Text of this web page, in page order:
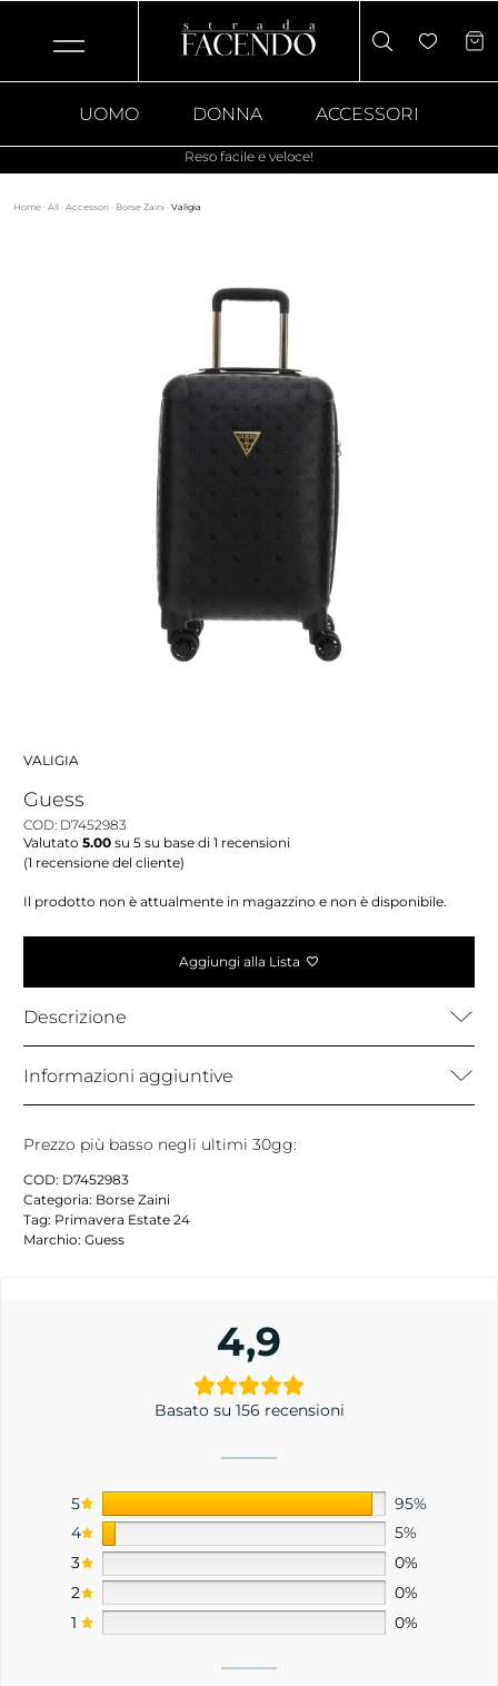
UOMO DONNA ACCESSORI
Reso facile e veloce!
Home · All · Accessori · Borse Zaini · Valigia
VALIGIA
Guess
COD: D7452983
Valutato 5.00 su 5 su base di 1 recensioni
(1 recensione del cliente)
Il prodotto non è attualmente in magazzino e non è disponibile.
Aggiungi alla Lista
Descrizione
Informazioni aggiuntive
Prezzo più basso negli ultimi 30gg:
COD: D7452983
Categoria: Borse Zaini
Tag: Primavera Estate 24
Marchio: Guess
4,9
Basato su 156 recensioni
5
95%
4
5%
3
0%
2
0%
1
0%